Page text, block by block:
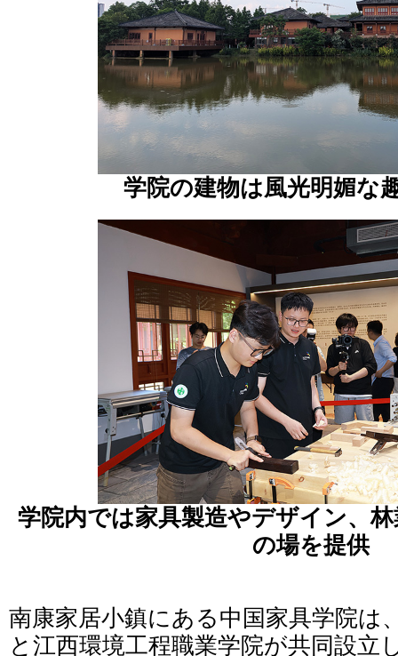
学院の建物は風光明媚な
学院内では家具製造やデザイン、
の場を提供
南康家居小鎮にある中国家具学院は
と江西環境工程職業学院が共同設立